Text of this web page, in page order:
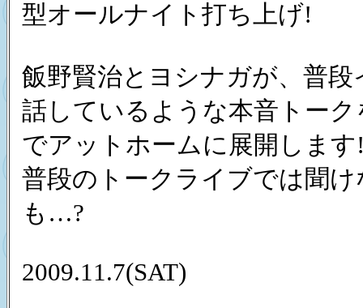
型オールナイト打ち上げ!
飯野賢治とヨシナガが、普
話しているような本音トー
でアットホームに展開します
普段のトークライブでは聞
も…?
2009.11.7(SAT)